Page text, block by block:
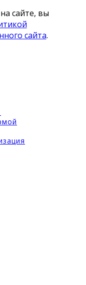
сайте, вы
сайта.